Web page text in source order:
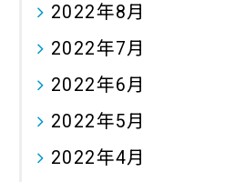
2022年8月
2022年7月
2022年6月
2022年5月
2022年4月